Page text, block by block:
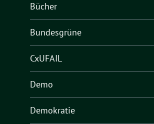
Bücher
Bundesgrüne
CxUFAIL
Demo
Demokratie